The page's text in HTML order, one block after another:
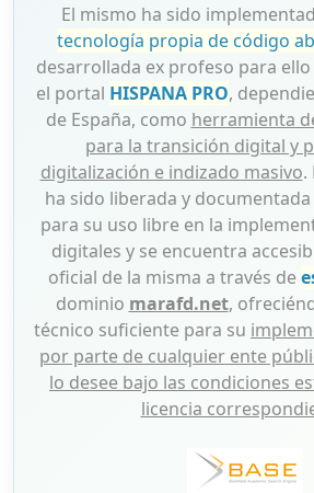
El mismo ha sido
tecnología propia de código
desarrollada ex profeso para
el portal HISPANA PRO,
de España, como herramienta
para la transición digital y
digitalización e indizado masivo.
ha sido liberada y
para su uso libre en la
digitales y se encuentra
oficial de la misma a través de
dominio marafd.net,
técnico suficiente para su
por parte de cualquier ente
lo desee bajo las condiciones
licencia